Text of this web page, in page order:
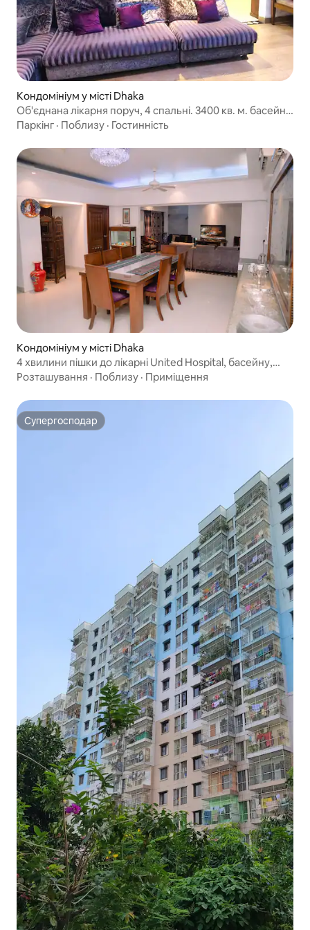
Кондомініум у місті Dhaka
Об'єднана лікарня поруч, 4 спальні. 3400 кв. м. басейн.
мечеть
Паркінг · Поблизу · Гостинність
Кондомініум у місті Dhaka
4 хвилини пішки до лікарні United Hospital, басейну,
мечеті 3400 кв. м
Розташування · Поблизу · Приміщення
Супергосподар
Супергосподар